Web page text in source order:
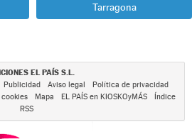
Tarragona
EL PAÍS S.L.
Publicidad Aviso legal
Política de privacidad
Mapa EL PAÍS en KIOSKOyMÁS
Índice
RSS